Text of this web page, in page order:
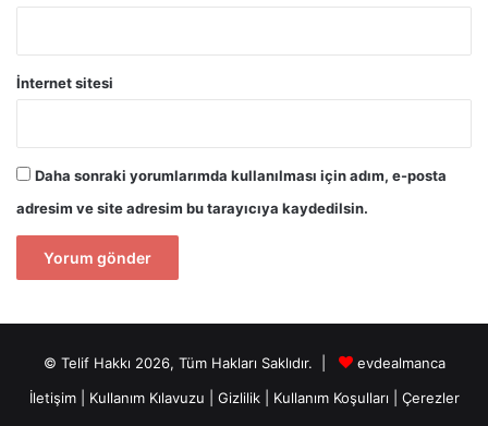
İnternet sitesi
Daha sonraki yorumlarımda kullanılması için adım, e-posta
adresim ve site adresim bu tarayıcıya kaydedilsin.
© Telif Hakkı 2026, Tüm Hakları Saklıdır. |
evdealmanca
İletişim| Kullanım Kılavuzu Gizlilik Kullanım Koşulları Çerezler